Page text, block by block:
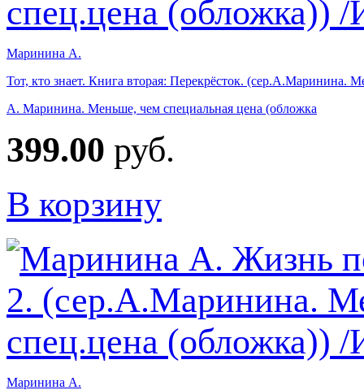
Маринина А.
Тот, кто знает. Книга вторая: Перекрёсток.
А. Маринина. Меньше, чем специальная цена (обложка
399.00 руб.
В корзину
Маринина А.